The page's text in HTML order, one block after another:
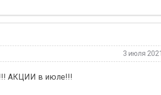
3 июля
АКЦИИ в июле!!!